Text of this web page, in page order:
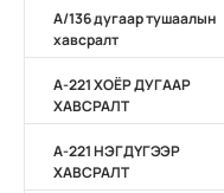
А/136 дугаар тушаалын
хавсралт
А-221 ХОЁР ДУГААР
ХАВСРАЛТ
А-221 НЭГДҮГЭЭР
ХАВСРАЛТ